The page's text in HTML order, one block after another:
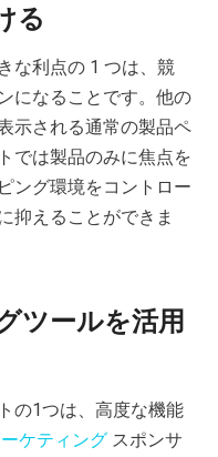
る
な利点の 1 つは、競
になることです。他の
示される通常の製品ペ
では製品のみに焦点を
ング環境をコントロー
抑えることができま
ツールを活用
の1つは、高度な機能
ケティング スポンサ